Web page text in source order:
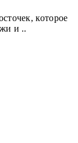
которое
и ..